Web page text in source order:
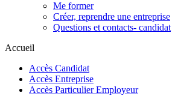
Me former
Créer, reprendre une entreprise
Questions et contacts- candidat
Accueil
Accès Candidat
Accès Entreprise
Accès Particulier Employeur